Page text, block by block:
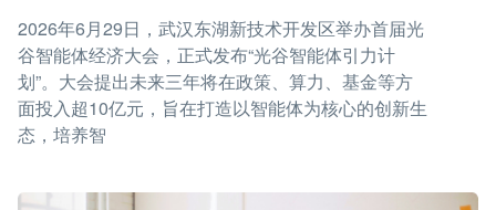
2026年6月29日，武汉东湖新技术开发区举办首届光
谷智能体经济大会，正式发布“光谷智能体引力计
划”。大会提出未来三年将在政策、算力、基金等方
面投入超10亿元，旨在打造以智能体为核心的创新生
态，培养智